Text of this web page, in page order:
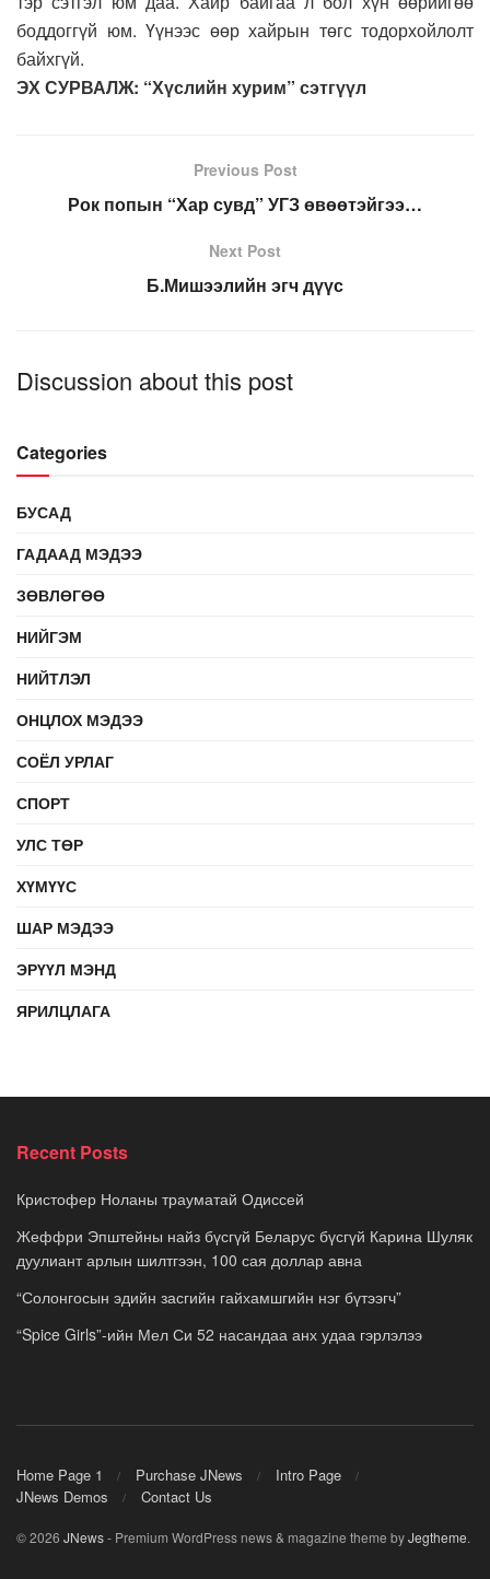
боддоггүй юм. Үүнээс өөр хайрын төгс тодорхойлолт
байхгүй.
ЭХ СУРВАЛЖ: “Хүслийн хурим” сэтгүүл
Previous Post
Рок попын “Хар сувд” УГЗ өвөөтэйгээ…
Next Post
Б.Мишээлийн эгч дүүс
Discussion about this post
Categories
БУСАД
ГАДААД МЭДЭЭ
ЗӨВЛӨГӨӨ
НИЙГЭМ
НИЙТЛЭЛ
ОНЦЛОХ МЭДЭЭ
СОЁЛ УРЛАГ
СПОРТ
УЛС ТӨР
ХҮМҮҮС
ШАР МЭДЭЭ
ЭРҮҮЛ МЭНД
ЯРИЛЦЛАГА
Recent Posts
Кристофер Ноланы трауматай Одиссей
Жеффри Эпштейны найз бүсгүй Беларус бүсгүй Карина Шуляк
дуулиант арлын шилтгээн, 100 сая доллар авна
“Солонгосын эдийн засгийн гайхамшгийн нэг бүтээгч”
“Spice Girls”-ийн Мел Си 52 насандаа анх удаа гэрлэлээ
Home Page 1 Purchase JNews
Intro Page
JNews Demos
Contact Us
© 2026 JNews- Premium WordPress news & magazine theme byJegtheme.